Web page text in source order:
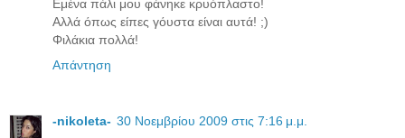
Εμένα πάλι μου φάνηκε κρυόπλαστο!
Αλλά όπως είπες γόυστα είναι αυτά! ;)
Φιλάκια πολλά!
Απάντηση
-nikoleta- 30 Νοεμβρίου 2009 στις 7:16 μ.μ.